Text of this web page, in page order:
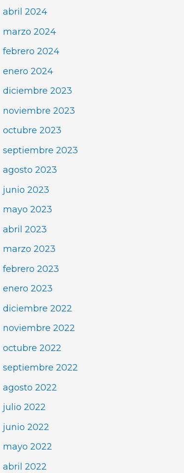
abril 2024
marzo 2024
febrero 2024
enero 2024
diciembre 2023
noviembre 2023
octubre 2023
septiembre 2023
agosto 2023
junio 2023
mayo 2023
abril 2023
marzo 2023
febrero 2023
enero 2023
diciembre 2022
noviembre 2022
octubre 2022
septiembre 2022
agosto 2022
julio 2022
junio 2022
mayo 2022
abril 2022